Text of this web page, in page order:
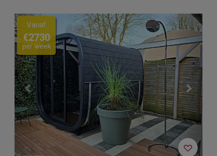
Previous Next
Vanaf
€2730
per week